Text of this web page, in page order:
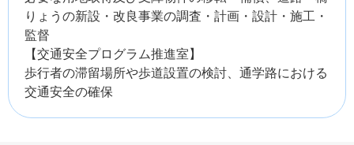
りょうの新設・改良事業の調査・計画・設計・施工・
監督
【交通安全プログラム推進室】
歩行者の滞留場所や歩道設置の検討、通学路における
交通安全の確保